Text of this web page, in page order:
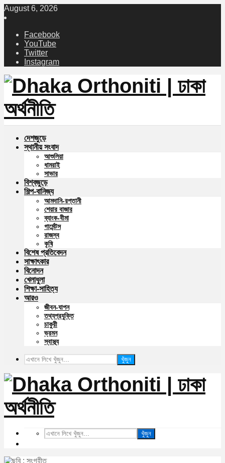
August 6, 2026
Facebook
YouTube
Twitter
Instagram
দেশজুড়ে
স্থানীয় সংবাদ
আশুলিয়া
ধামরাই
সাভার
বিশ্বজুড়ে
শিল্প-বানিজ্য
আমদানি-রপ্তানী
শেয়ার বাজার
ব্যাংক-বীমা
গার্মেন্টস
রাজস্ব
কৃষি
বিশেষ প্রতিবেদন
সাক্ষাৎকার
বিনোদন
খেলাধুলা
শিক্ষা-সাহিত্য
আরও
জীবন-যাপন
তথ্যপ্রযুক্তি
চাকুরী
ভ্রমন
স্বাস্থ্য
খুঁজুন
খুঁজুন